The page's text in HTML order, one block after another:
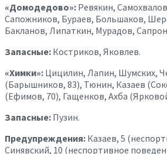
«Домодедово»: Ревякин,
Сапожников, Бураев, Большаков,
Бакланов, Липаткин, Мурадов,
Запасные: Костриков, Яковлев.
«Химки»: Цицилин, Лапин, Шумских,
(Барышников, 83), Тюнин, Казаев
(Ефимов, 70), Гащенков, Ахба
Запасные: Пузин.
Предупреждения: Казаев, 5
Синявский, 10 (неспортивное